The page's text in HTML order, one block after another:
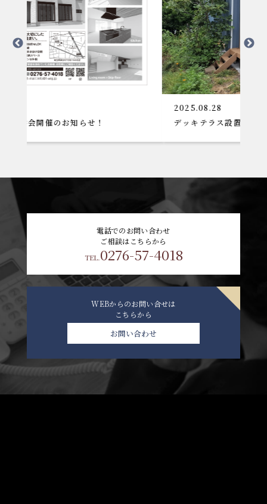
らせ！
デッキテラス設置工事
電話でのお問い合わせ
ご相談はこちらから
TEL.0276-57-4018
WEBからのお問い合せは
こちらから
お問い合わせ